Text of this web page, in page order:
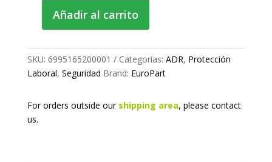
seguridad
cantidad
Añadir al carrito
SKU: 6995165200001 Categorías: ADR, Protección
Laboral, Seguridad Brand: EuroPart
For orders outside our shipping area, please contact
us.